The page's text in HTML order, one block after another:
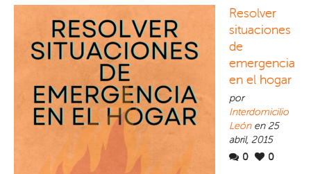
Resolver
situaciones
de
emergencia
en el hogar
por
Interdomicilio
Leónen 25
abril, 2015
0
0